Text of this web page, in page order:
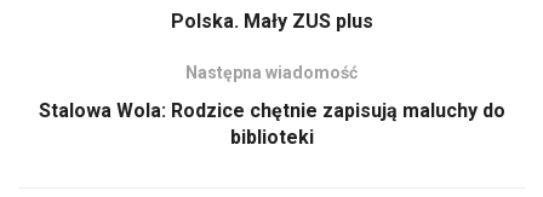
Polska. Mały ZUS plus
Następna wiadomość
Stalowa Wola: Rodzice chętnie zapisują maluchy do
biblioteki